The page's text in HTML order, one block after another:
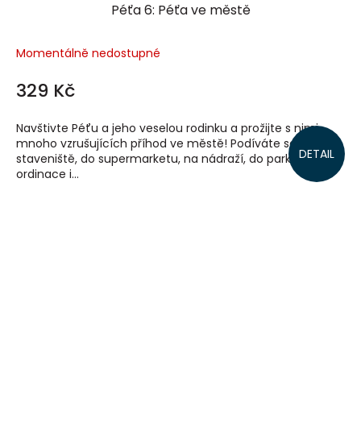
Péťa 6: Péťa ve městě
Momentálně nedostupné
329 Kč
DETAIL
Navštivte Péťu a jeho veselou rodinku a prožijte s nimi
mnoho vzrušujících příhod ve městě! Podíváte se na
staveniště, do supermarketu, na nádraží, do parku, tátovy
ordinace i...